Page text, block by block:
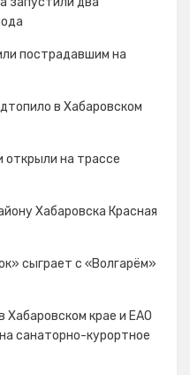
пострадавшим на
в Хабаровском
открыли на трассе
Хабаровска Красная
сыграет с «Волгарём»
Хабаровском крае и ЕАО
санаторно-курортное